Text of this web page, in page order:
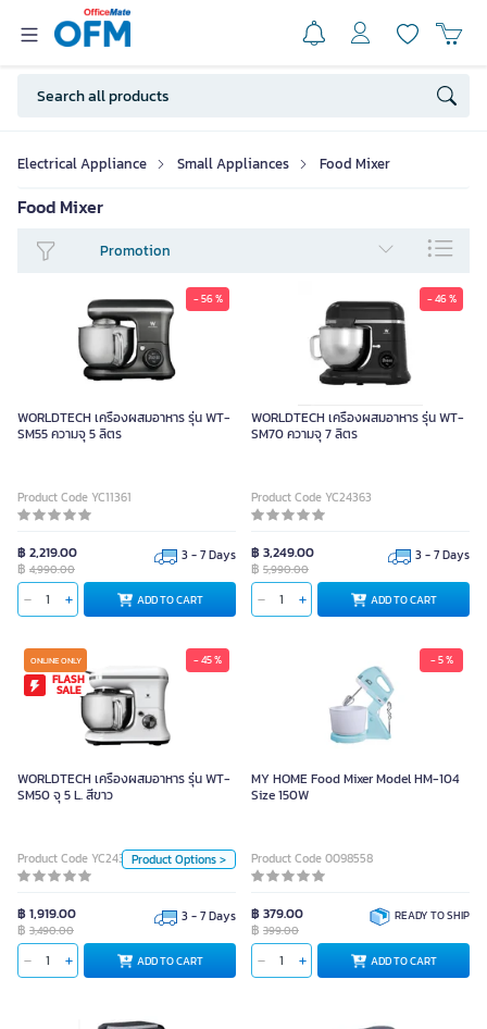
Electrical Appliance Small Appliances Food Mixer
Food Mixer
Promotion
- 56 %
WORLDTECH เครื่องผสมอาหาร รุ่น WT-
SM55 ความจุ 5 ลิตร
Product Code YC11361
฿ 2,219.00
฿ 4,990.00
3 - 7 Days
ADD TO CART
- 46 %
WORLDTECH เครื่องผสมอาหาร รุ่น WT-
SM70 ความจุ 7 ลิตร
Product Code YC24363
฿ 3,249.00
฿ 5,990.00
3 - 7 Days
ADD TO CART
ONLINE ONLY
FLASH
SALE
- 45 %
WORLDTECH เครื่องผสมอาหาร รุ่น WT-
SM50 จุ 5 L. สีขาว
Product Code YC24346Product Options >
฿ 1,919.00
฿ 3,490.00
3 - 7 Days
ADD TO CART
WORLDTECH เครื่องผสมอาหาร รุ่น
Unit
Black
White
ADD TO CART
- 5 %
MY HOME Food Mixer Model HM-104
Size 150W
Product Code 0098558
฿ 379.00
฿ 399.00
READY TO SHIP
ADD TO CART